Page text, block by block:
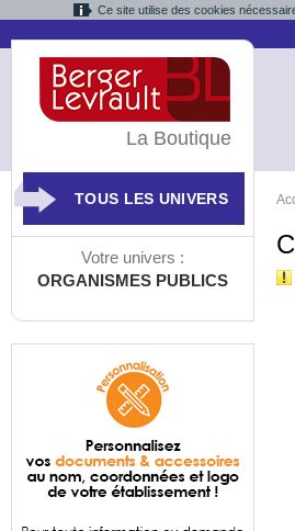
Ce site utilise des cookies
La Boutique
TOUS LES UNIVERS
Votre univers :
ORGANISMES PUBLICS